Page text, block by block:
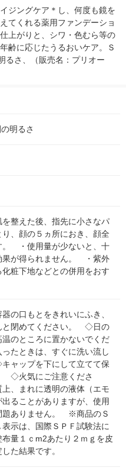
ジングケア＊し、何度も鏡を
てくれる薬用ファンデーショ
上がりと、シワ・色むら等の
齢に応じたうるおいケア。Ｓ
るさ、（販売名：プリオー
明るさ
を整えた後、指先に小さなパ
、顔の５ヵ所におき、顔全
。 ・使用量が少ないと、十
果が得られません。 ・紫外
粧下地などとの併用をおす
の口もとをきれいにふき、
と閉めてください。 ◇日の
のところに置かないでくだ
たときは、すぐに洗い流し
ャップを下にして立てて保
◇火気にご注意くださ
、まれに透明の液体（エモ
出ることがありますが、使用
題ありません。 ※商品のＳ
表示は、国際ＳＰＦ試験法に
量１ｃm2あたり２ｍｇを皮
た結果です。